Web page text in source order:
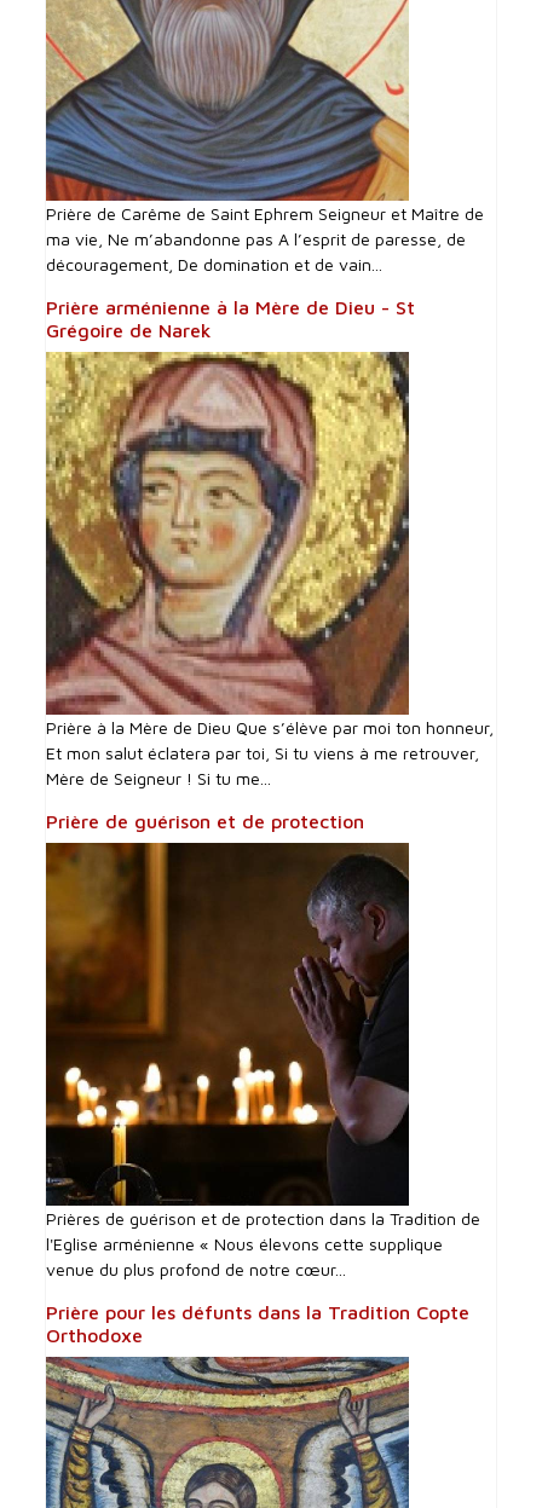
Prière de Carême de Saint Ephrem Seigneur et Maître de
ma vie, Ne m’abandonne pas A l’esprit de paresse, de
découragement, De domination et de vain...
Prière arménienne à la Mère de Dieu - St
Grégoire de Narek
Prière à la Mère de Dieu Que s’élève par moi ton honneur,
Et mon salut éclatera par toi, Si tu viens à me retrouver,
Mère de Seigneur ! Si tu me...
Prière de guérison et de protection
Prières de guérison et de protection dans la Tradition de
l'Eglise arménienne « Nous élevons cette supplique
venue du plus profond de notre cœur...
Prière pour les défunts dans la Tradition Copte
Orthodoxe